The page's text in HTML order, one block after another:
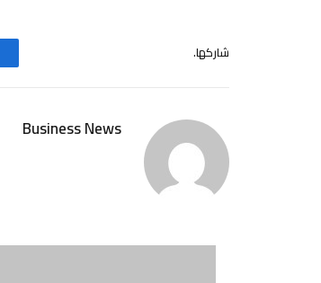
شاركها.
Business News